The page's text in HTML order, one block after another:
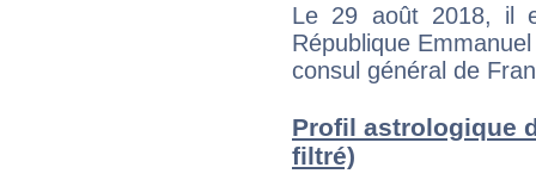
Le 29 août 2018, il
République
consul général de
Profil astrologique
filtré)